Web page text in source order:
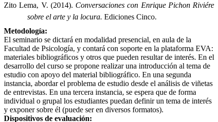
Zito Lema, V. (2014). Conversaciones con Enrique Pichon Riviére
sobre el arte y la locura. Ediciones Cinco.
Metodología:
El seminario se dictará en modalidad presencial, en aula de la
Facultad de Psicología, y contará con soporte en la plataforma EVA:
materiales bibliográficos y otros que pueden resultar de interés. En el
desarrollo del curso se propone realizar una introducción al tema de
estudio con apoyo del material bibliográfico. En una segunda
instancia, abordar el problema de estudio desde el análisis de viñetas
de entrevistas. En una tercera instancia, se espera que de forma
individual o grupal los estudiantes puedan definir un tema de interés
y exponer sobre él (puede ser en diversos formatos).
Dispositivos de evaluación: